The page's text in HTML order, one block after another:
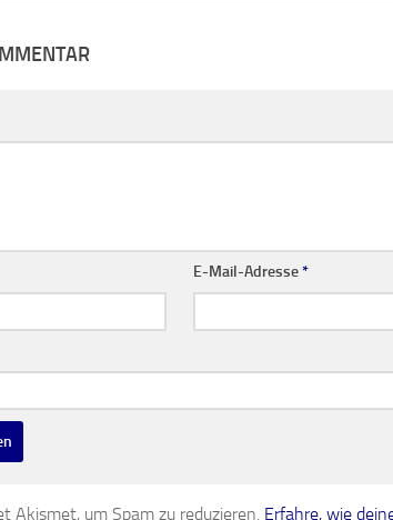
E-Mail-Adresse*
Akismet, um Spam zu reduzieren. Erfahre, wie